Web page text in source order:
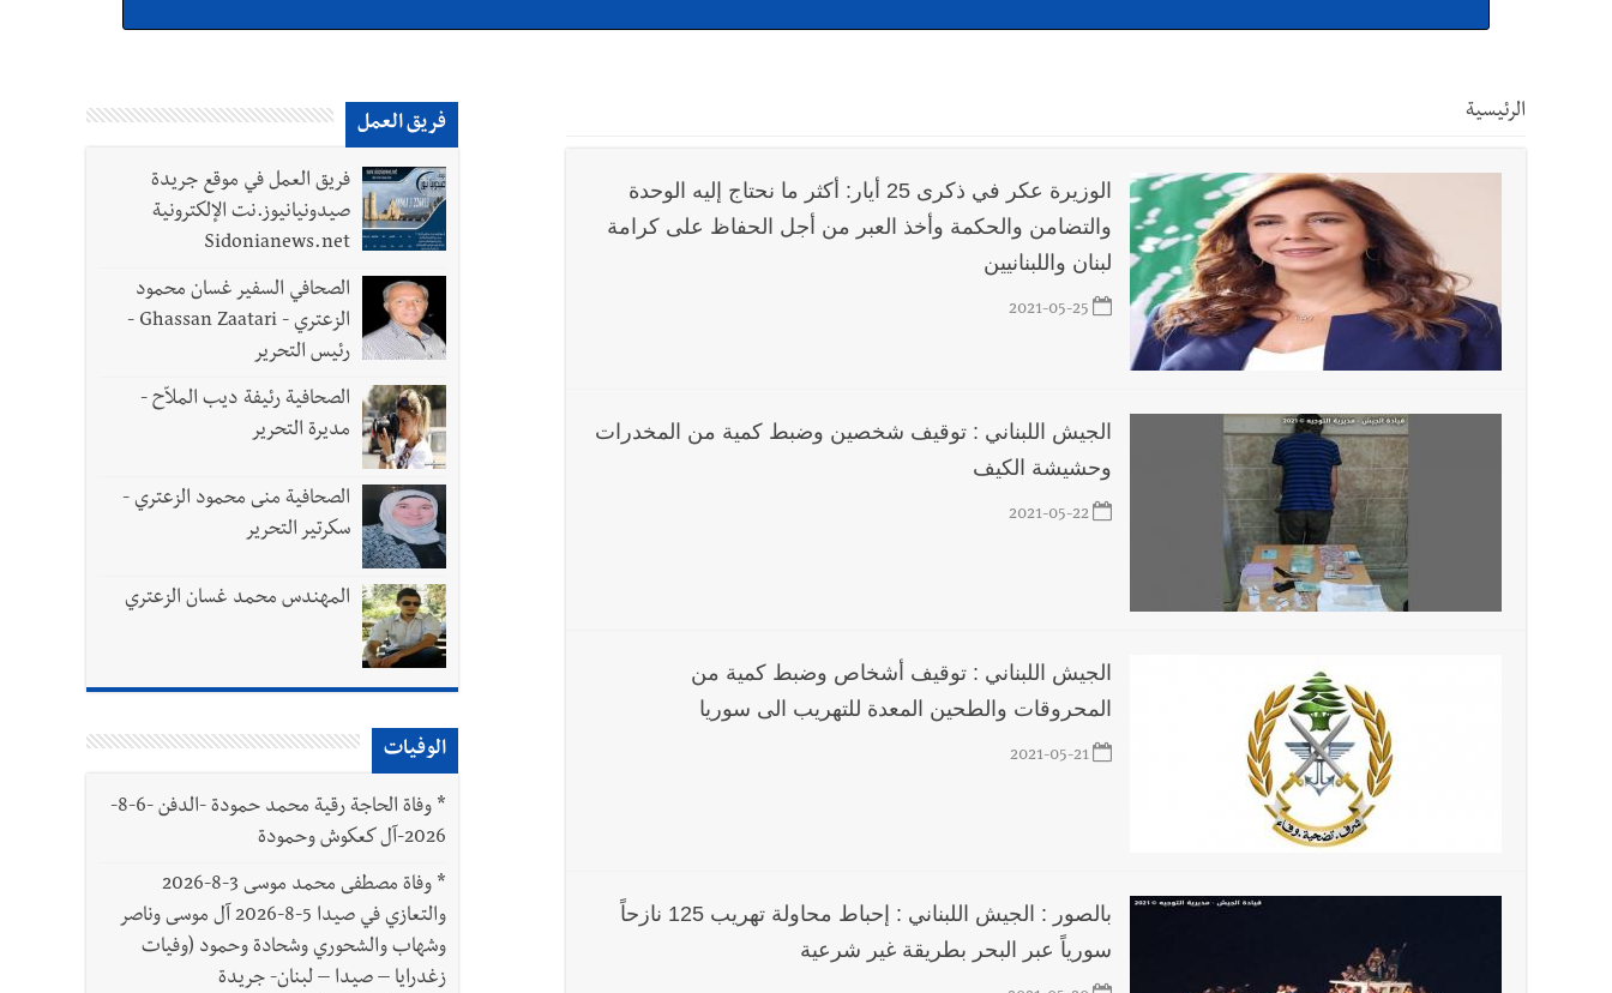
أخبار صيدا مؤسسة مياه لبنان الجنوبي : انخفاض التغذية بالمياه في صيدا نتيجة الانقطاع المتكرر لخط الخدمات الكهربائي
أخبار لبنان بالصور : قائد الجيش اللبناني العماد رودولف هيكل شدد خلال استقباله قائد القوة المشتركة الألمانية اللواء Alexander Sollfrank على ضرورة تعزيز التعاون بين الجيشَين
أخبار لبنان الطقس غدا صيفي معتاد والحرارة ضمن معدلاتها الموسمية
أخبار لبنان إنفجار مرفأ أم إنفجار دولة؟... كيف نحمي لبنان؟
أخبار لبنان راتب النائب من 3 آلاف إلى 5 آلاف دولار شهرياً... فكيف أقرّت الزيادة؟
أخبار لبنان مواجهة مؤجّلة لنزاع طويل
رجل الاعمال الاماراتي خلف الحبتور : 112 شهيداً شُيّعوا في ‫غزة‬ بعد أن بقوا تحت الأنقاض منذ عام 2023: أيُعقل أن يبقى الشعب الفلسطيني يعيش كل هذا الألم؟ وإلى متى
تستمر هذه المعاناة التي تمزق القلوب والضمائر؟
الرئيسية
الوزيرة عكر في ذكرى 25 أيار: أكثر ما نحتاج إليه الوحدة
والتضامن والحكمة وأخذ العبر من أجل الحفاظ على كرامة
لبنان واللبنانيين
2021-05-25
الجيش اللبناني : توقيف شخصين وضبط كمية من المخدرات
وحشيشة الكيف
2021-05-22
الجيش اللبناني : توقيف أشخاص وضبط كمية من
المحروقات والطحين المعدة للتهريب الى سوريا
2021-05-21
بالصور : الجيش اللبناني : إحباط محاولة تهريب 125 نازحاً
سورياً عبر البحر بطريقة غير شرعية
فريق العمل
فريق العمل في موقع جريدة
صيدونيانيوز.نت الإلكترونية
Sidonianews.net
الصحافي السفير غسان محمود
الزعتري - Ghassan Zaatari -
رئيس التحرير
الصحافية رئيفة ديب الملاّح -
مديرة التحرير
الصحافية منى محمود الزعتري -
سكرتير التحرير
المهندس محمد غسان الزعتري
الوفيات
*
وفاة الحاجة رقية محمد حمودة -الدفن -6-8-
2026-آل كعكوش وحمودة
*
وفاة مصطفى محمد موسى 3-8-2026
والتعازي في صيدا 5-8-2026 آل موسى وناصر
وشهاب والشحوري وشحادة وحمود (وفيات
زغدرايا – صيدا – لبنان- جريدة